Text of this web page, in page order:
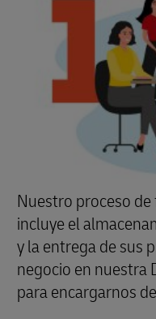
Nuestro proceso
incluye el
y la entrega de sus
negocio en
para encargarnos